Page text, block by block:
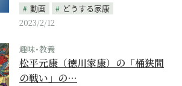
動画
どうする家康
2023/2/12
趣味･教養
松平元康（徳川家康）の「桶狭間
の戦い」の…